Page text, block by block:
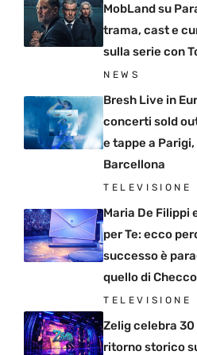
MobLand su
trama, cast e
sulla serie con
NEWS
Bresh Live in
concerti sold
e tappe a
Barcellona
TELEVISIONE
Maria De Filippi
per Te: ecco
successo è
quello di
TELEVISIONE
Zelig celebra 30
ritorno storico